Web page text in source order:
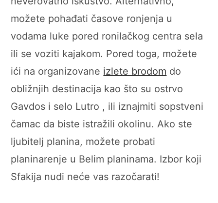
možete pohađati časove ronjenja u
vodama luke pored ronilačkog centra sela
ili se voziti kajakom. Pored toga, možete
ići na organizovane izlete brodom do
obližnjih destinacija kao što su ostrvo
Gavdos i selo Lutro , ili iznajmiti sopstveni
čamac da biste istražili okolinu. Ako ste
ljubitelj planina, možete probati
planinarenje u Belim planinama. Izbor koji
Sfakija nudi neće vas razočarati!